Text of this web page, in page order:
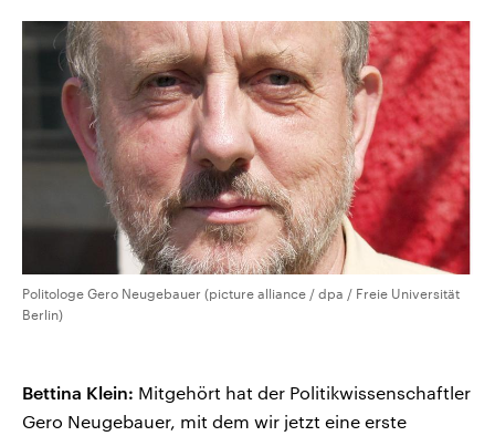
Politologe Gero Neugebauer (picture alliance / dpa / Freie Universität
Berlin)
Bettina Klein: Mitgehört hat der Politikwissenschaftler
Gero Neugebauer, mit dem wir jetzt eine erste